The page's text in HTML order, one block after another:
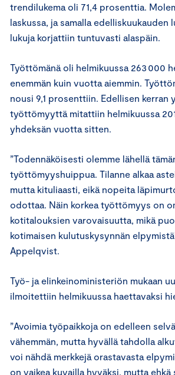
trendilukema oli 71,4 prosenttia.
laskussa, ja samalla edelliskuukauden
lukuja korjattiin tuntuvasti alaspäin.
Työttömänä oli helmikuussa 263 000
enemmän kuin vuotta aiemmin.
nousi 9,1 prosenttiin. Edellisen kerran
työttömyyttä mitattiin helmikuussa
yhdeksän vuotta sitten.
”Todennäköisesti olemme lähellä
työttömyyshuippua. Tilanne alkaa
mutta kituliaasti, eikä nopeita
odottaa. Näin korkea työttömyys on
kotitalouksien varovaisuutta, mikä
kotimaisen kulutuskysynnän
Appelqvist.
Työ- ja elinkeinoministeriön mukaan
ilmoitettiin helmikuussa haettavaksi
”Avoimia työpaikkoja on edelleen
vähemmän, mutta hyvällä tahdolla
voi nähdä merkkejä orastavasta
on vaikea kuvailla hyväksi, mutta ehkä